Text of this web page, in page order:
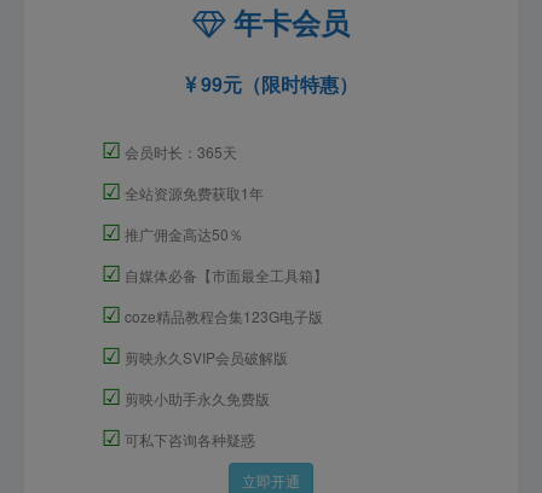
年卡会员
99元（限时特惠）
☑ 会员时长：365天
☑ 全站资源免费获取1年
☑ 推广佣金高达50％
☑ 自媒体必备【市面最全工具箱】
☑ coze精品教程合集123G电子版
☑ 剪映永久SVIP会员破解版
☑ 剪映小助手永久免费版
☑ 可私下咨询各种疑惑
立即开通